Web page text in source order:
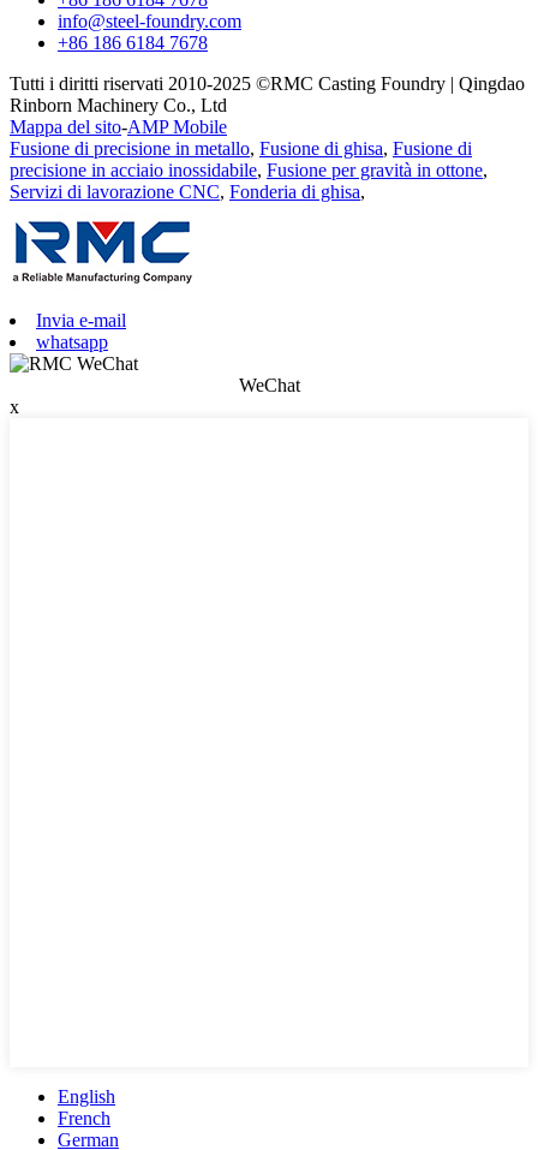
info@steel-foundry.com
+86 186 6184 7678
Tutti i diritti riservati 2010-2025 ©RMC Casting Foundry | Qingdao
Rinborn Machinery Co., Ltd
Mappa del sito-AMP Mobile
Fusione di precisione in metallo, Fusione di ghisa, Fusione di
precisione in acciaio inossidabile, Fusione per gravità in ottone,
Servizi di lavorazione CNC, Fonderia di ghisa,
Invia e-mail
whatsapp
WeChat
x
English
French
German